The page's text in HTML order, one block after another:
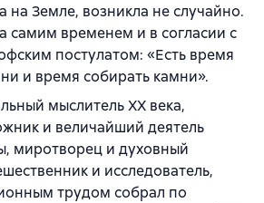
на Земле, возникла не случайно.
самим временем и в согласии с
постулатом: «Есть время
и время собирать камни».
мыслитель XX века,
и величайший деятель
миротворец и духовный
и исследователь,
трудом собрал по